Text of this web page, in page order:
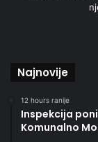
Najnovije
12 hours ranije
Inspekcija
Komunalno